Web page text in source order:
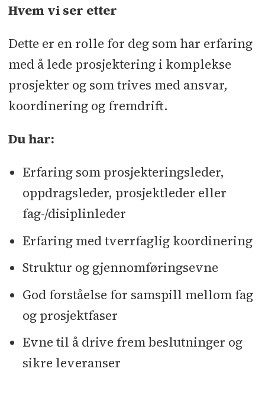
Hvem vi ser etter
Dette er en rolle for deg som har erfaring
med å lede prosjektering i komplekse
prosjekter og som trives med ansvar,
koordinering og fremdrift.
Du har:
Erfaring som prosjekteringsleder,
oppdragsleder, prosjektleder eller
fag-/disiplinleder
Erfaring med tverrfaglig koordinering
Struktur og gjennomføringsevne
God forståelse for samspill mellom fag
og prosjektfaser
Evne til å drive frem beslutninger og
sikre leveranser